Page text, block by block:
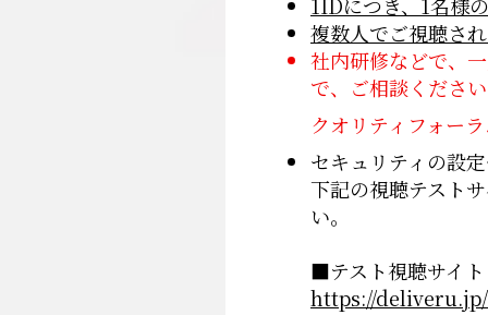
複数人でご視聴さ
社内研修などで、
で、ご相談くださ
クオリティフォー
セキュリティの設
下記の視聴テスト
い。
■テスト視聴サイト
https://